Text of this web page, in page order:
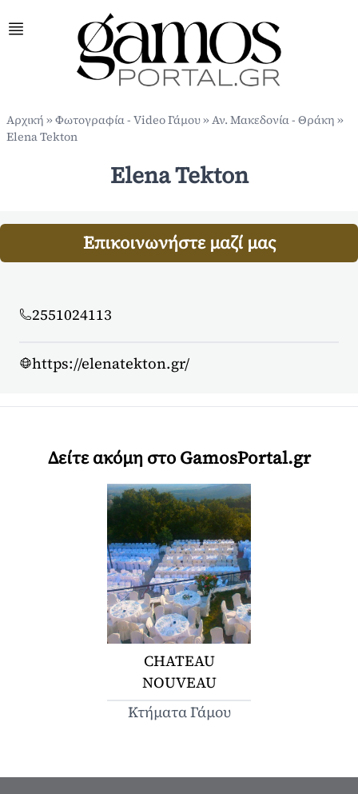
Αρχική »Φωτογραφία - Video Γάμου»Αν. Μακεδονία - Θράκη »
Elena Tekton
Elena Tekton
Επικοινωνήστε μαζί μας
2551024113
https://elenatekton.gr/
Δείτε ακόμη στο GamosPortal.gr
CHATEAU
NOUVEAU
Κτήματα Γάμου